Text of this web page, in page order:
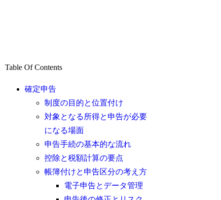
Table Of Contents
確定申告
制度の目的と位置付け
対象となる所得と申告が必要
になる場面
申告手続の基本的な流れ
控除と税額計算の要点
帳簿付けと申告区分の考え方
電子申告とデータ管理